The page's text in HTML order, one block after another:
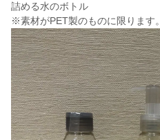
詰める水のボトル
※素材がPET製のものに限ります。